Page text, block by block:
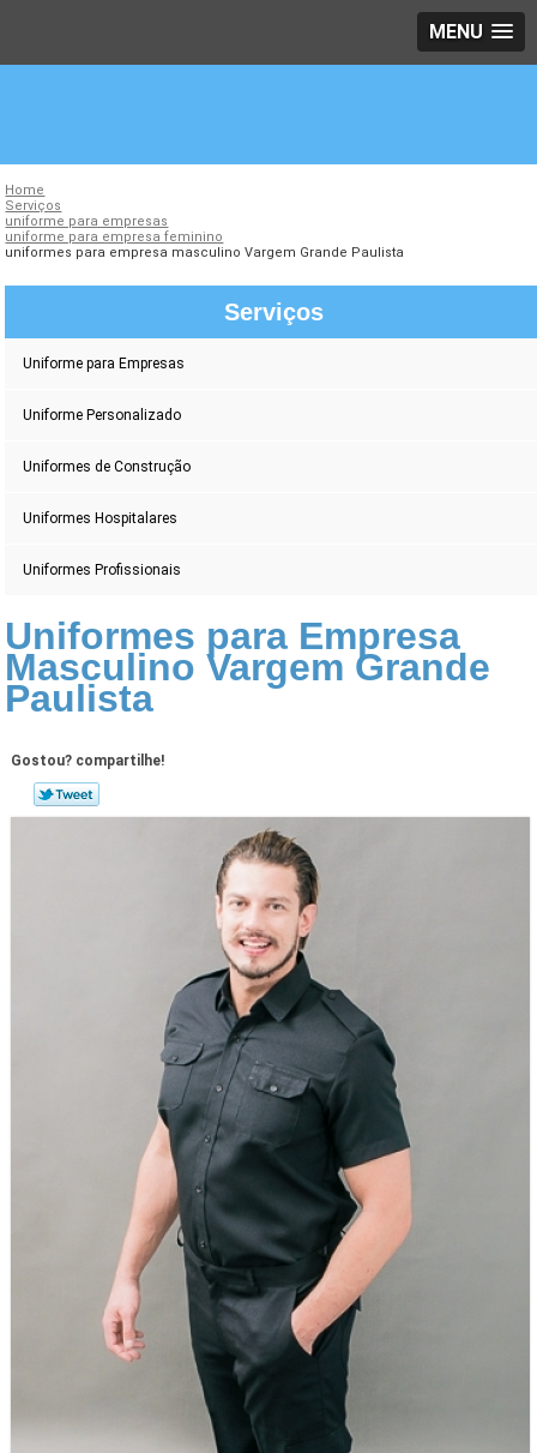
MENU
Home
Serviços
uniforme para empresas
uniforme para empresa feminino
uniformes para empresa masculino Vargem Grande Paulista
Serviços
Uniforme para Empresas
Uniforme Personalizado
Uniformes de Construção
Uniformes Hospitalares
Uniformes Profissionais
Uniformes para Empresa
Masculino Vargem Grande
Paulista
Gostou? compartilhe!